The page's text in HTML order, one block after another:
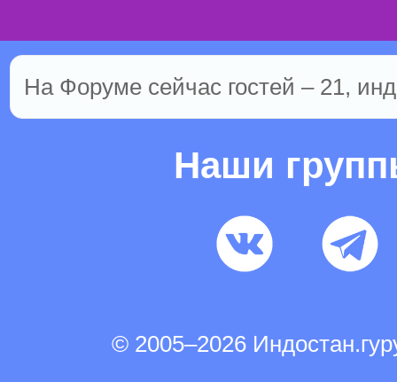
На Форуме сейчас гостей – 21,
Наши
© 2005–2026